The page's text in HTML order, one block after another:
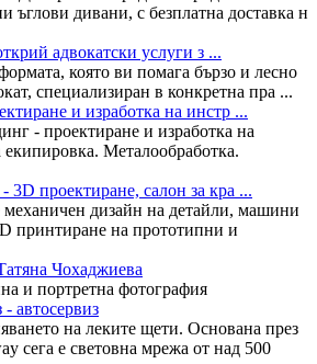
ъглови дивани, с безплатна доставка н
адвокатски услуги з ...
която ви помага бързо и лесно
специализиран в конкретна пра ...
и изработка на инстр ...
- проектиране и изработка на
Металообработка.
проектиране, салон за кра ...
механичен дизайн на детайли, машини
принтиране на прототипни и
Чохаджиева
и портретна фотография
автосервиз
на леките щети. Основана през
сега е световна мрежа от над 500